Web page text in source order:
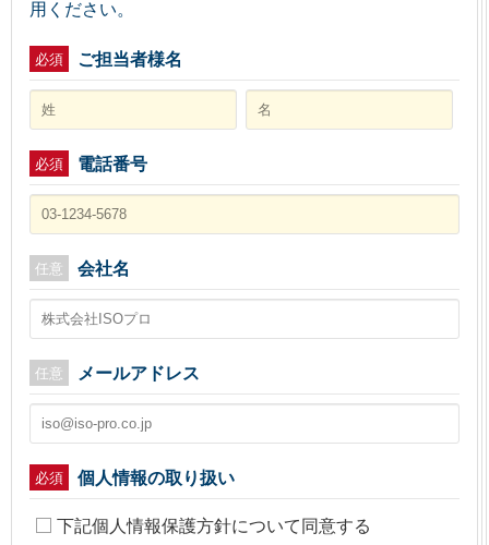
用ください。
必須 ご担当者様名
必須 電話番号
任意 会社名
任意 メールアドレス
必須
個人情報の取り扱い
下記個人情報保護方針について同意する